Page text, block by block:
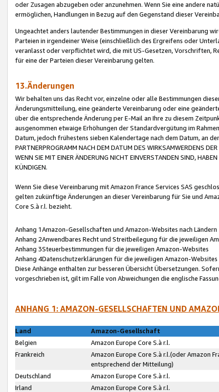
oder Zusagen abzugeben oder anzunehmen. Wenn Sie eine andere
ermöglichen, Handlungen in Bezug auf den Gegenstand dieser
Ungeachtet anders lautender Bestimmungen in dieser Vereinbarung
Parteien in irgendeiner Weise (einschließlich des Ergreifens oder
veranlasst oder verpflichtet wird, die mit US-Gesetzen, Vorschriften,
für eine der Parteien dieser Vereinbarung gelten.
13.Änderungen
Wir behalten uns das Recht vor, einzelne oder alle Bestimmungen
Änderungsmitteilung, eine geänderte Vereinbarung oder eine
über die entsprechende Änderung per E-Mail an Ihre zu diesem
ausgenommen etwaige Erhöhungen der Standardvergütung im
Datum, jedoch frühestens sieben Kalendertage nach dem Datum, an
PARTNERPROGRAMM NACH DEM DATUM DES WIRKSAMWERDENS
WENN SIE MIT EINER ÄNDERUNG NICHT EINVERSTANDEN SIND,
KÜNDIGEN.
Wenn Sie diese Vereinbarung mit Amazon France Services SAS
gelten zukünftige Änderungen an dieser Vereinbarung für Sie und
Core S.à r.l. bezieht.
Anhang 1Amazon-Gesellschaften und Amazon-Websites nach Ländern
Anhang 2Anwendbares Recht und Streitbeilegung für die jeweiligen
Anhang 3Steuerbestimmungen für die jeweiligen Amazon-Websites
Anhang 4Datenschutzerklärungen für die jeweiligen Amazon-Websites
Diese Anhänge enthalten zur besseren Übersicht Übersetzungen.
vorgeschrieben ist, gilt im Falle von Abweichungen die englische
ANHANG 1: AMAZON-GESELLSCHAFTEN UND
Land
Amazon-Gesellschaft
Belgien
Amazon Europe Core S.à r.l.
Frankreich
Amazon Europe Core S.à r.l.(oder Amazon
entsprechend der Mitteilung)
Deutschland
Amazon Europe Core S.à r.l.
Irland
Amazon Europe Core S.à r.l.